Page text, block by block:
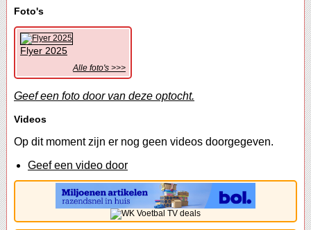
Foto's
Flyer 2025
Alle foto's >>>
Geef een foto door van deze optocht.
Videos
Op dit moment zijn er nog geen videos doorgegeven.
Geef een video door